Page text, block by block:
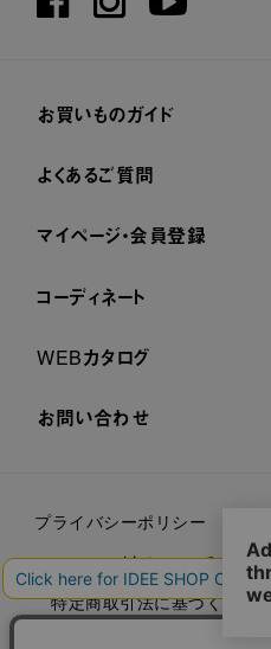
お買いものガイド
よくあるご質問
マイページ・会員登録
コーディネート
WEBカタログ
お問い合わせ
プライバシーポリシー
cookieについて
セ
特定商取引法に基づく表示